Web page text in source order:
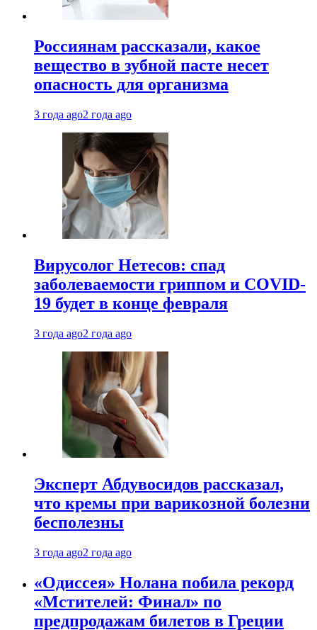
Россиянам рассказали, какое
вещество в зубной пасте несет
опасность для организма
3 года ago2 года ago
Вирусолог Нетесов: спад
заболеваемости гриппом и COVID-
19 будет в конце февраля
3 года ago2 года ago
Эксперт Абдувосидов рассказал,
что кремы при варикозной болезни
бесполезны
3 года ago2 года ago
«Одиссея» Нолана побила рекорд
«Мстителей: Финал» по
предпродажам билетов в Греции